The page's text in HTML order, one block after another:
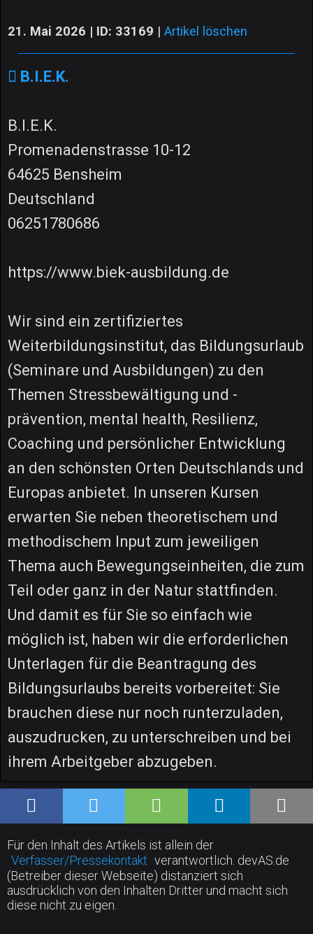
21. Mai 2026 | ID: 33169 | Artikel löschen
B.I.E.K.
B.I.E.K.
Promenadenstrasse 10-12
64625 Bensheim
Deutschland
06251780686
https://www.biek-ausbildung.de
Wir sind ein zertifiziertes
Weiterbildungsinstitut, das Bildungsurlaub
(Seminare und Ausbildungen) zu den
Themen Stressbewältigung und -
prävention, mental health, Resilienz,
Coaching und persönlicher Entwicklung
an den schönsten Orten Deutschlands und
Europas anbietet. In unseren Kursen
erwarten Sie neben theoretischem und
methodischem Input zum jeweiligen
Thema auch Bewegungseinheiten, die zum
Teil oder ganz in der Natur stattfinden.
Und damit es für Sie so einfach wie
möglich ist, haben wir die erforderlichen
Unterlagen für die Beantragung des
Bildungsurlaubs bereits vorbereitet: Sie
brauchen diese nur noch runterzuladen,
auszudrucken, zu unterschreiben und bei
ihrem Arbeitgeber abzugeben.
Für den Inhalt des Artikels ist allein der
Verfasser/Pressekontakt verantwortlich. devAS.de
(Betreiber dieser Webseite) distanziert sich
ausdrücklich von den Inhalten Dritter und macht sich
diese nicht zu eigen.